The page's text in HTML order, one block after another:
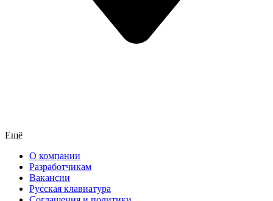
Ещё
О компании
Разработчикам
Вакансии
Русская клавиатура